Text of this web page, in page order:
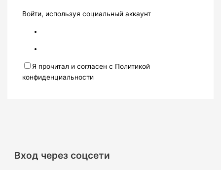
Войти, используя социальный аккаунт
Я прочитал и согласен с Политикой
конфиденциальности
Вход через соцсети